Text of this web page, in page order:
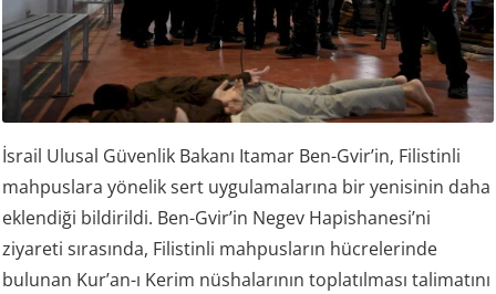
İsrail Ulusal Güvenlik Bakanı Itamar Ben-Gvir’in, Filistinli
mahpuslara yönelik sert uygulamalarına bir yenisinin daha
eklendiği bildirildi. Ben-Gvir’in Negev Hapishanesi’ni
ziyareti sırasında, Filistinli mahpusların hücrelerinde
bulunan Kur’an-ı Kerim nüshalarının toplatılması talimatını